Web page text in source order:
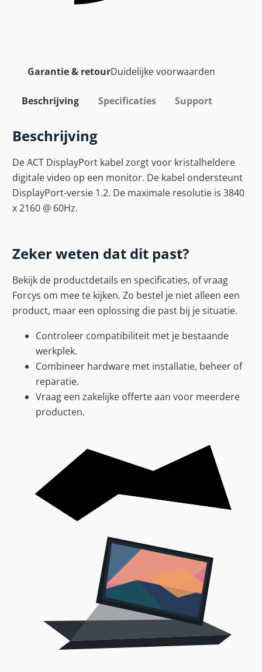
Garantie & retourDuidelijke voorwaarden
Beschrijving Specificaties Support
Beschrijving
De ACT DisplayPort kabel zorgt voor kristalheldere
digitale video op een monitor. De kabel ondersteunt
DisplayPort-versie 1.2. De maximale resolutie is 3840
x 2160 @ 60Hz.
Zeker weten dat dit past?
Bekijk de productdetails en specificaties, of vraag
Forcys om mee te kijken. Zo bestel je niet alleen een
product, maar een oplossing die past bij je situatie.
Controleer compatibiliteit met je bestaande
werkplek.
Combineer hardware met installatie, beheer of
reparatie.
Vraag een zakelijke offerte aan voor meerdere
producten.